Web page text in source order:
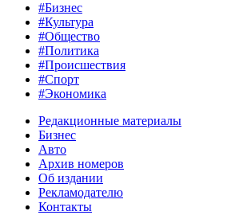
#Бизнес
#Культура
#Общество
#Политика
#Происшествия
#Спорт
#Экономика
Редакционные материалы
Бизнес
Авто
Архив номеров
Об издании
Рекламодателю
Контакты